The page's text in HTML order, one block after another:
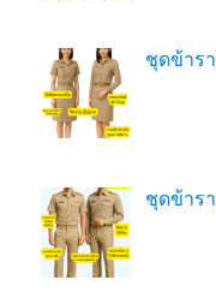
ชุดข้าร
ชุดข้าร